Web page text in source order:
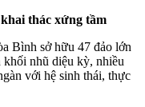
thác xứng tầm
Bình sở hữu 47 đảo lớn
khối nhũ diệu kỳ, nhiều
với hệ sinh thái, thực